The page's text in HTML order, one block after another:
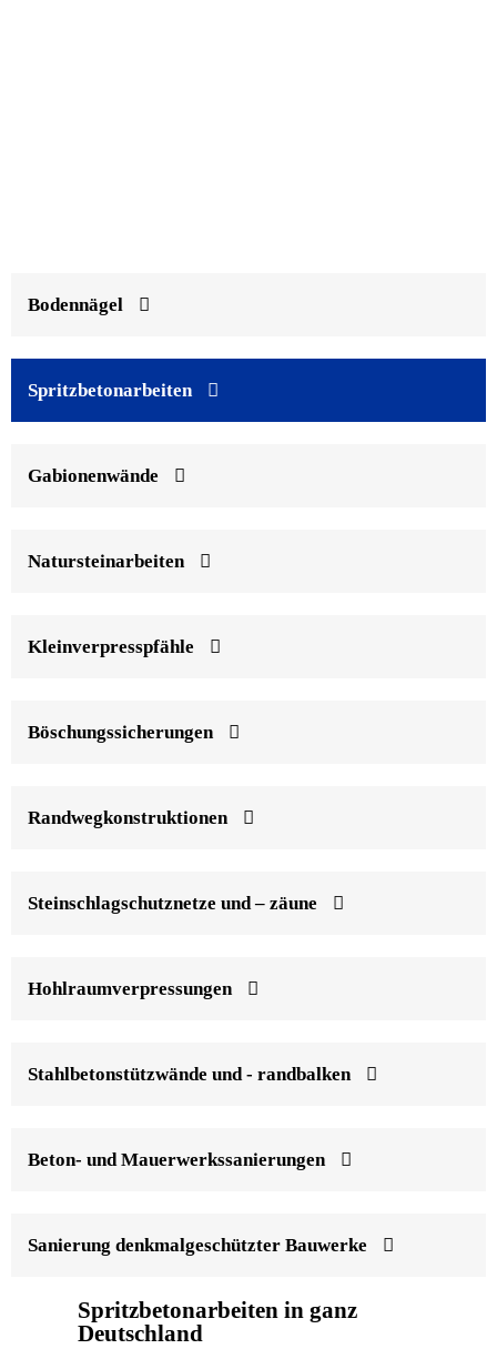
Bodennägel
Spritzbetonarbeiten
Gabionenwände
Natursteinarbeiten
Kleinverpresspfähle
Böschungssicherungen
Randwegkonstruktionen
Steinschlagschutznetze und – zäune
Hohlraumverpressungen
Stahlbetonstützwände und - randbalken
Beton- und Mauerwerkssanierungen
Sanierung denkmalgeschützter Bauwerke
Spritzbetonarbeiten in ganz
Deutschland